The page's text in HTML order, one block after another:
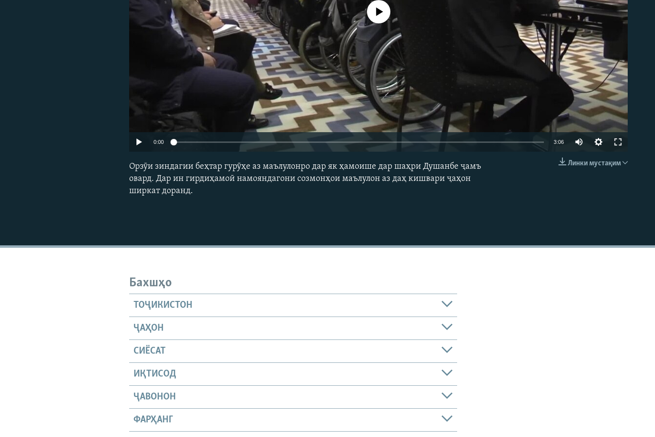
EMBED
Феълан кор намекунад
0:00 3:06
Линки мустақим
Орзӯи зиндагии беҳтар гурӯҳе аз маълулонро дар як ҳамоише дар шаҳри Душанбе ҷамъ
овард. Дар ин гирдиҳамоӣ намояндагони созмонҳои маълулон аз даҳ кишвари ҷаҳон
ширкат доранд.
Бахшҳо
ТОҶИКИСТОН
ҶАҲОН
СИЁСАТ
ИҚТИСОД
ҶАВОНОН
ФАРҲАНГ